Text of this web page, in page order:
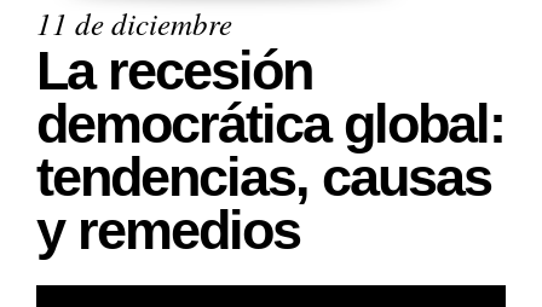
11 de diciembre
La recesión
democrática global:
tendencias, causas
y remedios